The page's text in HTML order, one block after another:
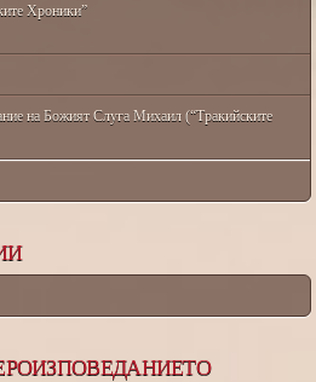
Хроники”
на Божият Слуга Михаил (“Тракийските